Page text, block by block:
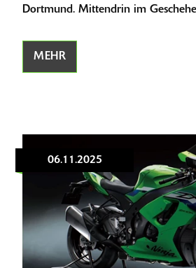
Dortmund. Mittendrin im
MEHR
06.11.2025